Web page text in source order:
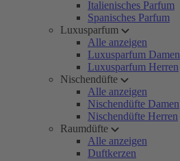
Italienisches Parfum
Spanisches Parfum
Luxusparfum
Alle anzeigen
Luxusparfum Damen
Luxusparfum Herren
Nischendüfte
Alle anzeigen
Nischendüfte Damen
Nischendüfte Herren
Raumdüfte
Alle anzeigen
Duftkerzen